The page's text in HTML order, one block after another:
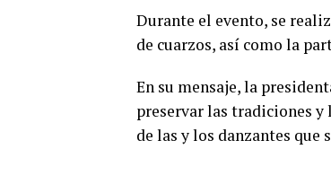
Durante el evento, se
de cuarzos, así como la
En su mensaje, la
preservar las tradiciones
de las y los danzantes que